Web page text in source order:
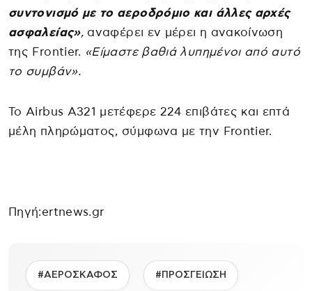
συντονισμό με το αεροδρόμιο και άλλες αρχές
ασφαλείας», αναφέρει εν μέρει η ανακοίνωση
της Frontier. «Είμαστε βαθιά λυπημένοι από αυτό
το συμβάν».
Το Airbus A321 μετέφερε 224 επιβάτες και επτά
μέλη πληρώματος, σύμφωνα με την Frontier.
Πηγή:ertnews.gr
#ΑΕΡΟΣΚΑΦΟΣ #ΠΡΟΣΓΕΙΩΣΗ